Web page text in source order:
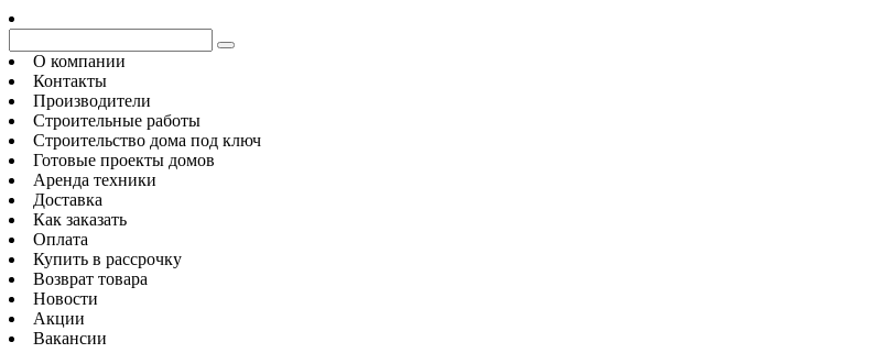
О компании
Контакты
Производители
Строительные работы
Строительство дома под ключ
Готовые проекты домов
Аренда техники
Доставка
Как заказать
Оплата
Купить в рассрочку
Возврат товара
Новости
Акции
Вакансии